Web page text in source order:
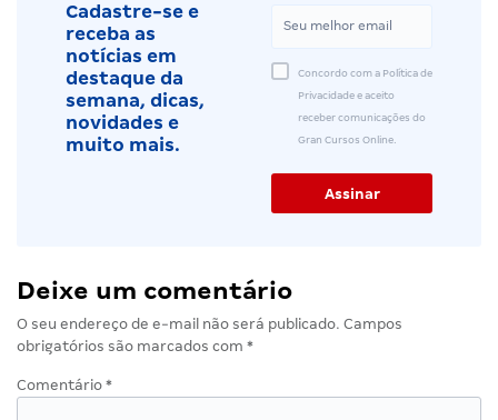
Cadastre-se e
receba as
notícias em
destaque da
semana, dicas,
novidades e
muito mais.
Concordo com a Política de
Privacidade e aceito
receber comunicações do
Gran Cursos Online.
Deixe um comentário
O seu endereço de e-mail não será publicado. Campos
obrigatórios são marcados com *
Comentário *